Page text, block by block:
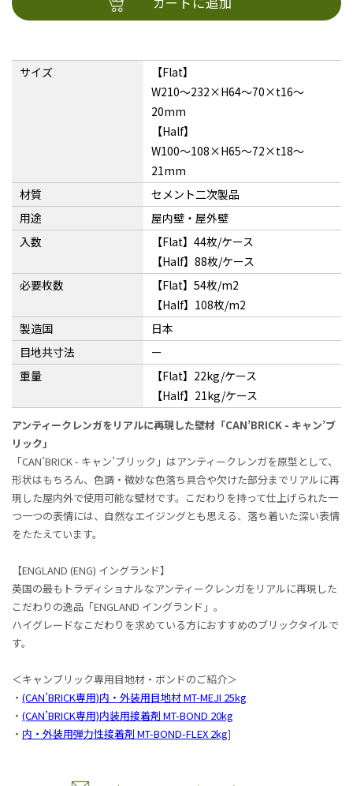
サイズ
【Flat】
W210〜232×H64〜70×t16〜
20mm
【Half】
W100〜108×H65〜72×t18〜
21mm
材質
セメント二次製品
用途
屋内壁・屋外壁
入数
【Flat】44枚/ケース
【Half】88枚/ケース
必要枚数
【Flat】54枚/m2
【Half】108枚/m2
製造国
日本
目地共寸法
ー
重量
【Flat】22kg/ケース
【Half】21kg/ケース
アンティークレンガをリアルに再現した壁材「CAN’BRICK - キャン’ブ
リック」
「CAN’BRICK - キャン’ブリック」はアンティークレンガを原型として、
形状はもちろん、色調・微妙な色落ち具合や欠けた部分までリアルに再
現した屋内外で使用可能な壁材です。こだわりを持って仕上げられた一
つ一つの表情には、自然なエイジングとも思える、落ち着いた深い表情
をたたえています。
【ENGLAND (ENG) イングランド】
英国の最もトラディショナルなアンティークレンガをリアルに再現した
こだわりの逸品「ENGLAND イングランド」。
ハイグレードなこだわりを求めている方におすすめのブリックタイルで
す。
＜キャンブリック専用目地材・ボンドのご紹介＞
・ (CAN’BRICK専用)内・外装用目地材 MT-MEJI 25kg
・ (CAN’BRICK専用)内装用接着剤 MT-BOND 20kg
・ 内・外装用弾力性接着剤 MT-BOND-FLEX 2kg]